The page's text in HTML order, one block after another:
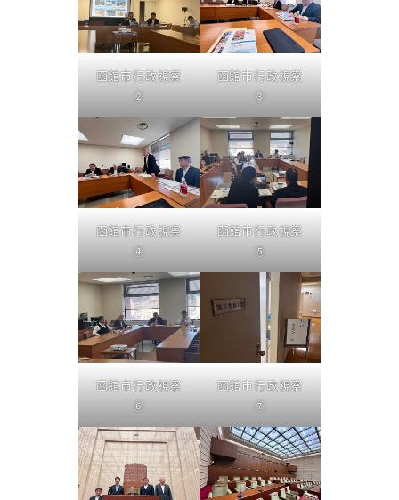
函館市行政視察
②
函館市行政視察
③
函館市行政視察
④
函館市行政視察
⑤
函館市行政視察
⑥
函館市行政視察
⑦